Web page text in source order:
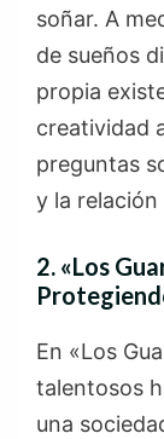
soñar. A
de sueños
propia
creatividad
preguntas
y la
2. «Los
En «Los
talentosos
una